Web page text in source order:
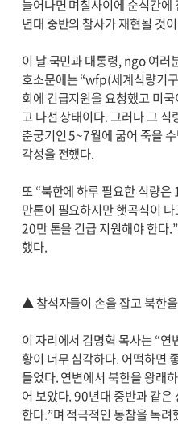
늘어나면 며칠사이에 순식간
년대 중반의 참사가 재현될 것
이 날 국민과 대통령, ngo 여러
호소문에는 “wfp(세계식량기
회에 긴급지원을 요청했고 미
고 나선 상태이다. 그러나 그
춘궁기인 5~7월에 굶어 죽을
각성을 전했다.
또 “북한에 하루 필요한 식량
만톤이 필요하지만 햇곡식이
20만 톤을 긴급 지원해야 한다
했다.
▲ 참석자들이 손을 잡고 북한
이 자리에서 김명혁 목사는 “
황이 너무 심각하다. 어떡하면
들었다. 연변에서 북한을 왕래
어 보았다. 90년대 중반과 같
한다.”며 적극적인 동참을 독려